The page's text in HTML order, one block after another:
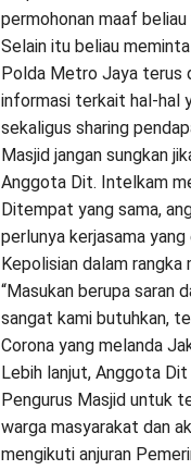
permohonan maaf
Selain itu beliau
Polda Metro Jaya terus
informasi terkait hal-hal
sekaligus sharing
Masjid jangan sungkan
Anggota Dit. Intelkam
Ditempat yang sama,
perlunya kerjasama
Kepolisian dalam rangka
“Masukan berupa saran
sangat kami butuhkan,
Corona yang melanda
Lebih lanjut, Anggota
Pengurus Masjid untuk
warga masyarakat dan
mengikuti anjuran